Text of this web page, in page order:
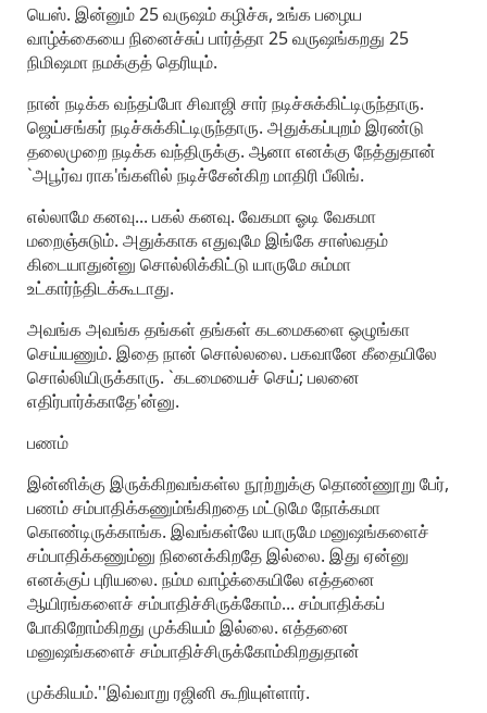
யெஸ். இன்னும் 25 வருஷம் கழிச்சு, உங்க பழைய
வாழ்க்கையை நினைச்சுப் பார்த்தா 25 வருஷங்கறது 25
நிமிஷமா நமக்குத் தெரியும்.
நான் நடிக்க வந்தப்போ சிவாஜி சார் நடிச்சுக்கிட்டிருந்தாரு.
ஜெய்சங்கர் நடிச்சுக்கிட்டிருந்தாரு. அதுக்கப்புறம் இரண்டு
தலைமுறை நடிக்க வந்திருக்கு. ஆனா எனக்கு நேத்துதான்
`அபூர்வ ராக'ங்களில் நடிச்சேன்கிற மாதிரி பீலிங்.
எல்லாமே கனவு... பகல் கனவு. வேகமா ஓடி வேகமா
மறைஞ்சுடும். அதுக்காக எதுவுமே இங்கே சாஸ்வதம்
கிடையாதுன்னு சொல்லிக்கிட்டு யாருமே சும்மா
உட்கார்ந்திடக்கூடாது.
அவங்க அவங்க தங்கள் தங்கள் கடமைகளை ஒழுங்கா
செய்யணும். இதை நான் சொல்லலை. பகவானே கீதையிலே
சொல்லியிருக்காரு. `கடமையைச் செய்; பலனை
எதிர்பார்க்காதே'ன்னு.
பணம்
இன்னிக்கு இருக்கிறவங்கள்ல நூற்றுக்கு தொண்ணூறு பேர்,
பணம் சம்பாதிக்கணும்ங்கிறதை மட்டுமே நோக்கமா
கொண்டிருக்காங்க. இவங்கள்லே யாருமே மனுஷங்களைச்
சம்பாதிக்கணும்னு நினைக்கிறதே இல்லை. இது ஏன்னு
எனக்குப் புரியலை. நம்ம வாழ்க்கையிலே எத்தனை
ஆயிரங்களைச் சம்பாதிச்சிருக்கோம்... சம்பாதிக்கப்
போகிறோம்கிறது முக்கியம் இல்லை. எத்தனை
மனுஷங்களைச் சம்பாதிச்சிருக்கோம்கிறதுதான்
முக்கியம்.''இவ்வாறு ரஜினி கூறியுள்ளார்.